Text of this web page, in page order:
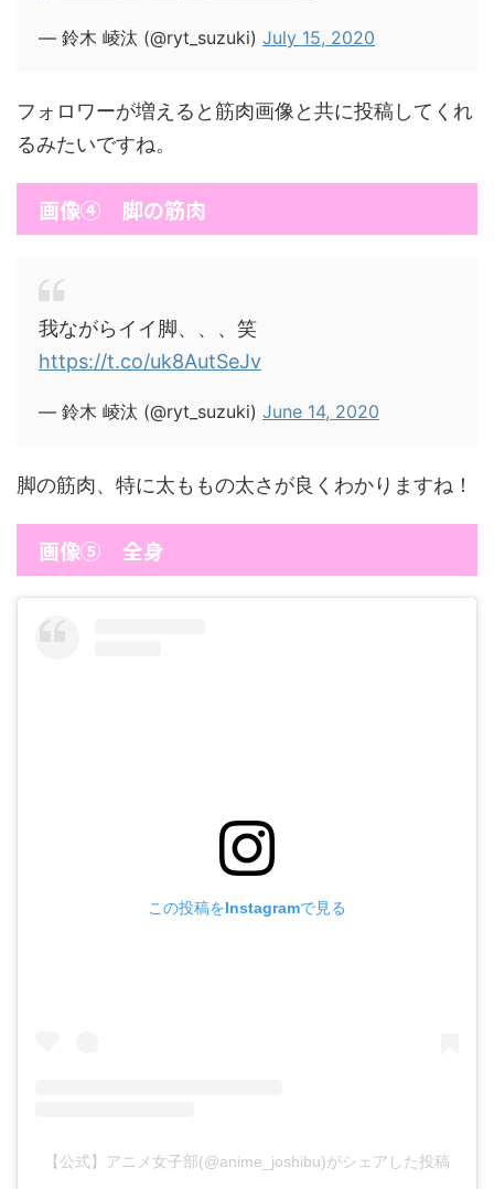
— 鈴木 崚汰 (@ryt_suzuki) July 15, 2020
フォロワーが増えると筋肉画像と共に投稿してくれ
るみたいですね。
画像④ 脚の筋肉
我ながらイイ脚、、、笑
https://t.co/uk8AutSeJv
— 鈴木 崚汰 (@ryt_suzuki) June 14, 2020
脚の筋肉、特に太ももの太さが良くわかりますね！
画像⑤ 全身
この投稿をInstagramで見る
【公式】アニメ女子部(@anime_joshibu)がシェアした投稿